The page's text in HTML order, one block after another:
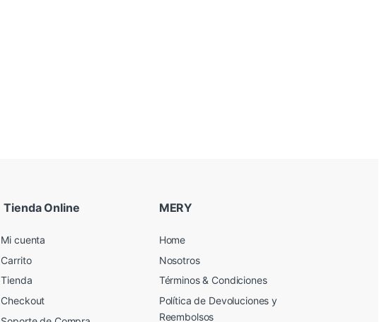
Tienda Online
Mi cuenta
Carrito
Tienda
Checkout
MERY
Home
Nosotros
Términos & Condiciones
Política de Devoluciones y
Reembolsos